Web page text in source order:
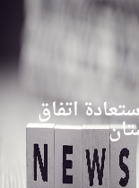
اتفاق